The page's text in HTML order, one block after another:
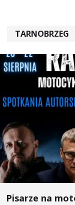
TARNOBRZEG
Pisarze na